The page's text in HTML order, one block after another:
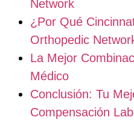
Network
¿Por Qué
Orthopedic
La Mejor
Médico
Conclusión: Tu
Compensación